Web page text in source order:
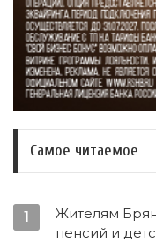
Самое читаемое
1
Жителям
пенсий и